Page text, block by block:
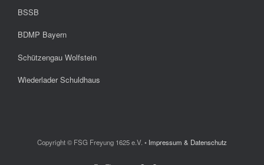
BSSB
BDMP Bayern
Schützengau Wolfstein
Wiederlader Schuldhaus
Copyright © FSG Freyung 1625 e.V. • Impressum & Datenschutz